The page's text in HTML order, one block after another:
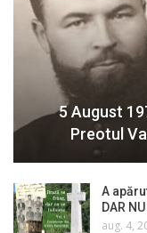
5 August
Preotul
A
DAR
aug. 4,